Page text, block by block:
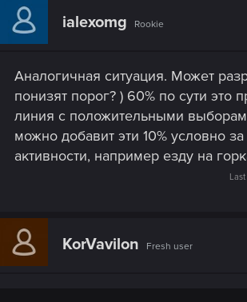
ialexomg Rookie
Аналогичная ситуация. Может
понизят порог? ) 60% по сути это
линия с положительными
можно добавит эти 10% условно за
активности, например езду на
KorVavilon Fresh user